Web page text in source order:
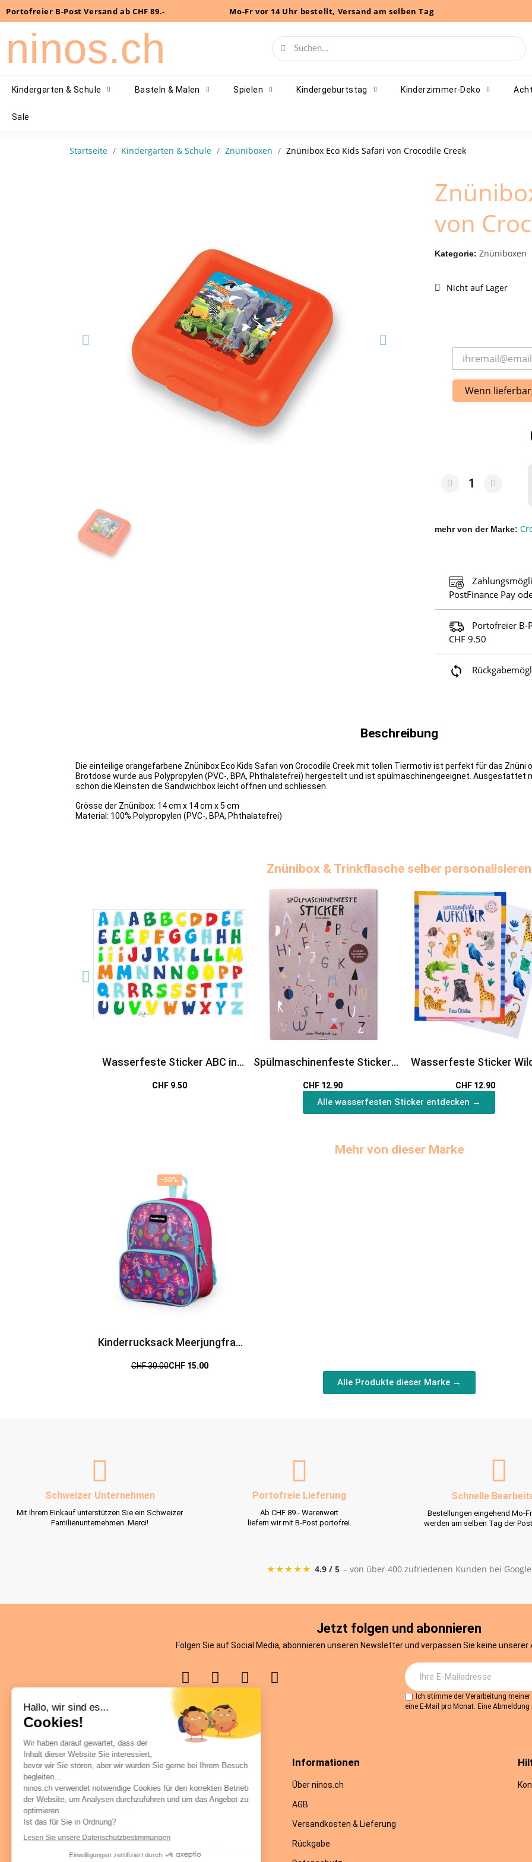
Portofreier B-Post Versand ab CHF 89.- Mo-Fr vor 14 Uhr bestellt, Versand am selben Tag
ninos.ch
Kindergarten & Schule Basteln & Malen Spielen Kindergeburtstag Kinderzimmer-Deko
Sale
Startseite Kindergarten & Schule Znüniboxen Znünibox Eco Kids Safari von Crocodile Creek
von
Kategorie Znüniboxen
Nicht auf Lager
Wenn
mehr von der Marke
PostFinance Pay
Portofreier B-
CHF 9.50
Beschreibung
Die einteilige orangefarbene Znünibox Eco Kids Safari von Crocodile Creek mit tollen Tiermotiv ist perfekt für das Znüni
Brotdose wurde aus Polypropylen (PVC-, BPA, Phthalatefrei) hergestellt und ist spülmaschinengeeignet. Ausgestattet
schon die Kleinsten die Sandwichbox leicht öffnen und schliessen.
Grösse der Znünibox: 14 cm x 14 cm x 5 cm
Material: 100% Polypropylen (PVC-, BPA, Phthalatefrei)
Znünibox & Trinkflasche selber personalisieren
Wasserfeste Sticker ABC in
CHF 9.50
Spülmaschinenfeste Sticker
CHF 12.90
Wasserfeste Sticker
CHF 12.90
Alle wasserfesten Sticker entdecken →
Mehr von dieser Marke
-50%
-50%
Kinderrucksack Meerjungfrau
CHF 30.00CHF 15.00
Alle Produkte dieser Marke →
Schweizer Unternehmen
Mit Ihrem Einkauf unterstützen Sie ein Schweizer
Familienunternehmen. Merci!
Portofreie Lieferung
Ab CHF 89.- Warenwert
liefern wir mit B-Post portofrei.
Schnelle
Bestellungen eingehend Mo-
werden am selben Tag der
★★★★★ 4.9 / 5 – von über 400 zufriedenen Kunden bei Google
Jetzt folgen und abonnieren
Folgen Sie auf Social Media, abonnieren unseren Newsletter und verpassen Sie keine unserer
Ich stimme der Verarbeitung
eine E-Mail pro Monat. Eine
ninos.ch
Chrüzweg 11, 5603 Staufen
Abholung in Staufen mit zeitlicher Absprache
Informationen
Über ninos.ch
AGB
Versandkosten & Lieferung
Rückgabe